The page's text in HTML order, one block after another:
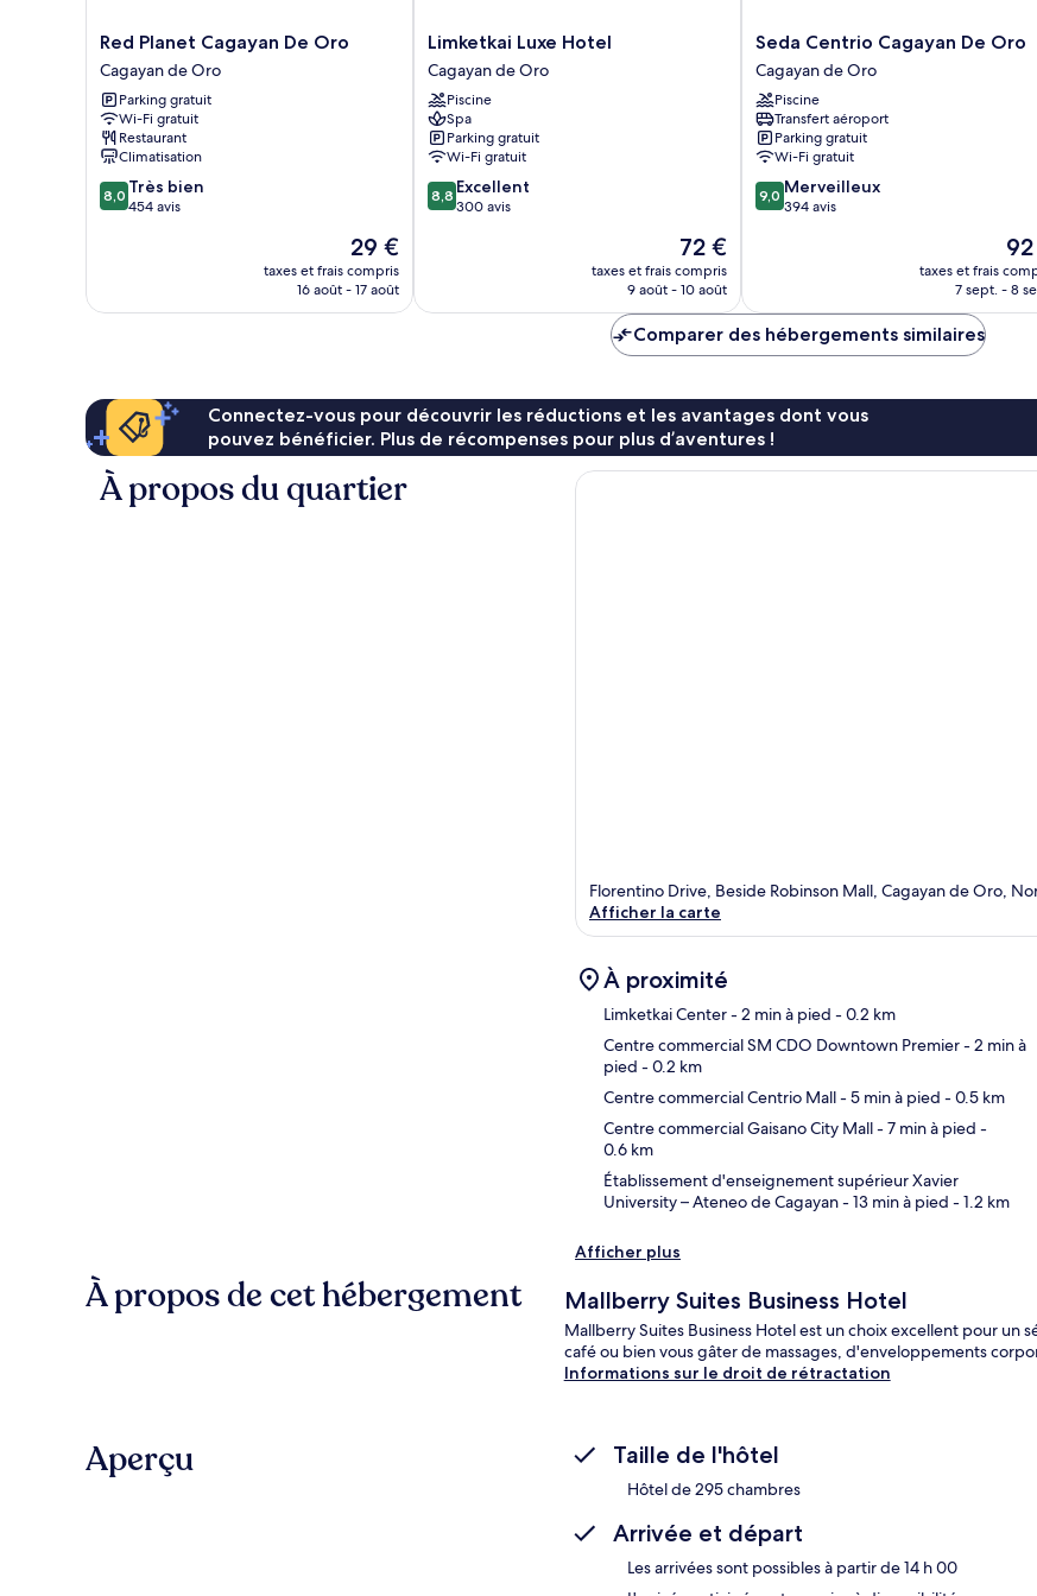
Red
Planet
Cagayan
De
Oro
Cagayan
de
Oro
Red Planet Cagayan De Oro
Cagayan de Oro
Parking gratuit
Wi-Fi gratuit
Restaurant
Climatisation
8.0
sur
8,0 Très bien
454 avis
Le
nouveau
prix
29 €
taxes et frais compris
16 août - 17 août
Limketkai
Luxe
Hotel
Cagayan
de
Oro
Limketkai Luxe Hotel
Cagayan de Oro
Piscine
Spa
Parking gratuit
Wi-Fi gratuit
8.8
sur
8,8 Excellent
300 avis
Le
nouveau
prix
de
72 €
taxes et frais compris
9 août - 10 août
Seda
Centrio
Cagayan
De
Oro
Cagayan
de
Oro
Seda Centrio Cagayan De Oro
Cagayan de Oro
Piscine
Transfert aéroport
Parking gratuit
Wi-Fi gratuit
9.0
sur
9,0 Merveilleux
394 avis
Le
prix
taxes et frais
7 sept. - 8
Comparer des hébergements similaires
Connectez-vous pour découvrir les réductions et les avantages dont vous
pouvez bénéficier. Plus de récompenses pour plus d’aventures !
À propos du quartier
Florentino Drive, Beside Robinson Mall, Cagayan de Oro,
Afficher la carte
À proximité
Limketkai Center- 2 min à pied - 0.2 km
Centre commercial SM CDO Downtown Premier- 2 min à
pied - 0.2 km
Centre commercial Centrio Mall- 5 min à pied - 0.5 km
Centre commercial Gaisano City Mall- 7 min à pied -
0.6 km
Établissement d'enseignement supérieur Xavier
University – Ateneo de Cagayan- 13 min à pied - 1.2 km
Afficher plus
À propos de cet hébergement Mallberry Suites Business Hotel
Mallberry Suites Business Hotel est un choix excellent pour un
café ou bien vous gâter de massages, d'enveloppements
Informations sur le droit de rétractation
Aperçu Taille de l'hôtel
Hôtel de 295 chambres
Arrivée et départ
Les arrivées sont possibles à partir de 14 h 00